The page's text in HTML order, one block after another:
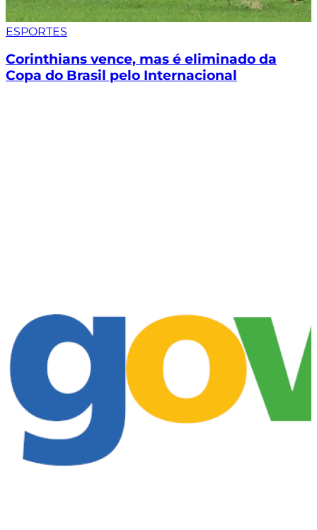
ESPORTES
Corinthians vence, mas é eliminado da
Copa do Brasil pelo Internacional